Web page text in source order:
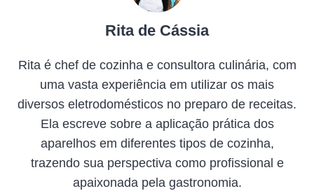
Rita de Cássia
Rita é chef de cozinha e consultora culinária, com
uma vasta experiência em utilizar os mais
diversos eletrodomésticos no preparo de receitas.
Ela escreve sobre a aplicação prática dos
aparelhos em diferentes tipos de cozinha,
trazendo sua perspectiva como profissional e
apaixonada pela gastronomia.